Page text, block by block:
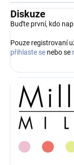
Diskuze
Buďte první, kdo
Pouze registrovaní
přihlaste se nebo se